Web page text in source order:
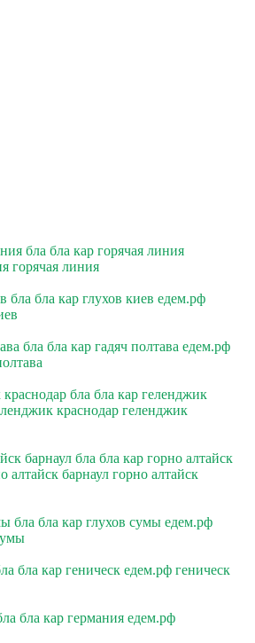
бла бла кар горячая линия
горячая линия
бла бла кар глухов киев едем.рф
бла бла кар гадяч полтава едем.рф
бла бла кар геленджик
краснодар геленджик
барнаул бла бла кар горно алтайск
алтайск барнаул горно алтайск
бла бла кар глухов сумы едем.рф
бла кар геническ едем.рф геническ
бла кар германия едем.рф